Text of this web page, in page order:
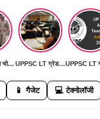
राम मंदिर चढ़ावा चोरी मामला: SIT जांच में सामने आई बड़ी मनी ट्रेल, जल्द खुलेगा रहस्य से पर्दा UPPSC LT ग्रेड मुख्य परीक्षा 11 जुलाई को: हिंदी, सामाजिक विज्ञान, फिजिकल साइंस और संगीत विषयों की होगी परीक्षा
📱 गैजेट 💻 टेक्नोलॉजी